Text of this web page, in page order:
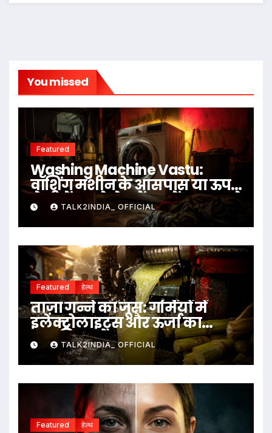
You missed
Featured
Washing Machine Vastu:
वॉशिंग मशीन के आसपास या ऊपर
ये चीजें रखने से बचें, जानें क्या कहते
हैं वास्तु नियम
TALK2INDIA_ OFFICIAL
Featured हेल्थ
ताज़ा गन्ने का जूस: गर्मियों में
इलेक्ट्रोलाइट्स और ऊर्जा का
प्राकृतिक स्रोत
TALK2INDIA_ OFFICIAL
Featured हेल्थ